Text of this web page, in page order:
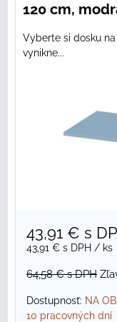
120 cm,
Vyberte si dosku
vynikne...
43,91 € s
43,91 € s DPH / ks
64,58 €s DPH
Dostupnosť: NA
10 pracovných dní